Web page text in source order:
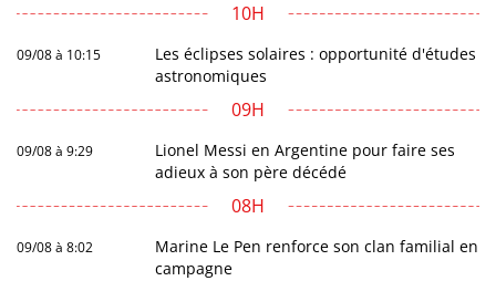
10H
09/08 à 10:15
Les éclipses solaires : opportunité d'études
astronomiques
09H
09/08 à 9:29
Lionel Messi en Argentine pour faire ses
adieux à son père décédé
08H
09/08 à 8:02
Marine Le Pen renforce son clan familial en
campagne